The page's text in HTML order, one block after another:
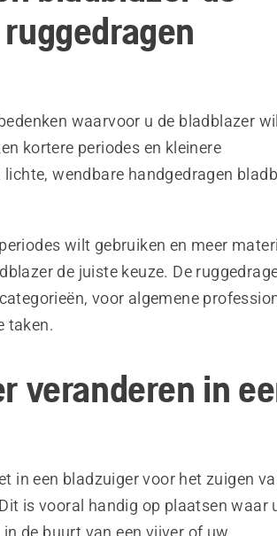
waarvoor u de bladblazer
kortere periodes en kleinere
wendbare handgedragen
wilt gebruiken en meer
de juiste keuze. De
voor algemene
taken.
veranderen in
in een bladzuiger voor het zuigen
is vooral handig op plaatsen waar
de buurt van een vijver of uw